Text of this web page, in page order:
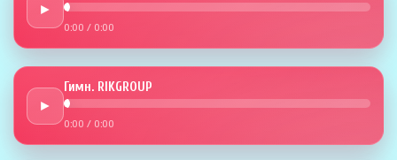
►
0:00 / 0:00
►
Гимн. RIKGROUP
0:00 / 0:00